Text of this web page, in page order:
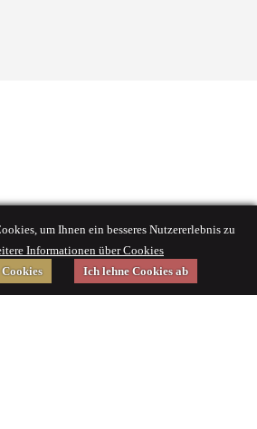
um Ihnen ein besseres Nutzererlebnis zu
Informationen über Cookies
Ich lehne Cookies ab